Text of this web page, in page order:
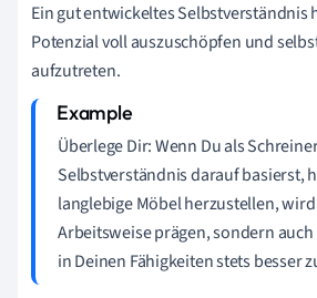
Ein gut entwickeltes Selbstverständnis
Potenzial voll auszuschöpfen und
aufzutreten.
Überlege Dir: Wenn Du als
Selbstverständnis darauf basierst,
langlebige Möbel herzustellen,
Arbeitsweise prägen, sondern
in Deinen Fähigkeiten stets besser